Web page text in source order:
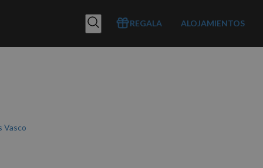
REGALA ALOJAMIENTOS
Vasco